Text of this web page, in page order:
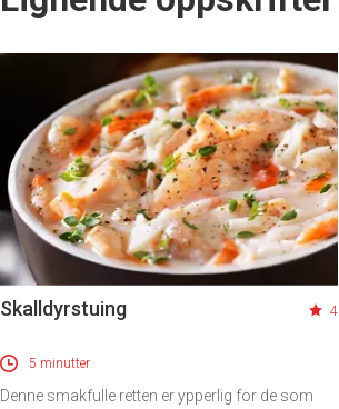
Skalldyrstuing 4
5 minutter
Denne smakfulle retten er ypperlig for de som